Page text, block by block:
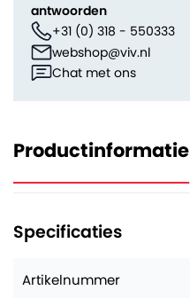
antwoorden
+31 (0) 318 - 550333
webshop@viv.nl
Chat met ons
Productinformatie
Specificaties
Artikelnummer